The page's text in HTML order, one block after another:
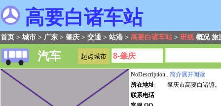
高要白诸车站
首页 > 城市 > 广东 > 肇庆 > 交通 > 站港 > 高要白诸车站 > 班线 概况 旅
汽车
NoDescription...简介展开阅读
所在地址
肇庆市高要白诸镇。
联系电话